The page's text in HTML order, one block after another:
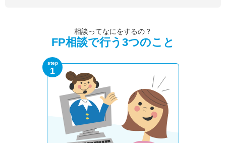
相談ってなにをするの？
FP相談で行う3つのこと
step
1